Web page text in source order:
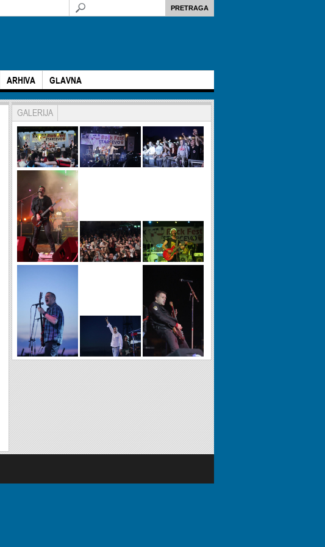
ARHIVA GLAVNA
GALERIJA